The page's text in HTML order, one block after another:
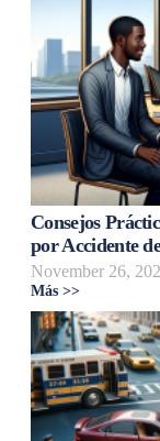
Consejos
por Accidente
November 26,
Más >>